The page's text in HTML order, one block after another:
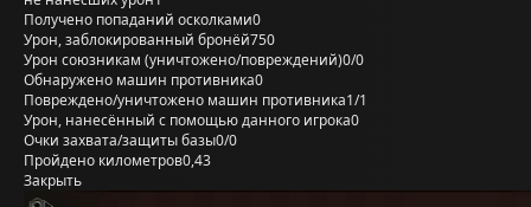
Получено попаданий осколками0
Урон, заблокированный бронёй750
Урон союзникам (уничтожено/повреждений)0/0
Обнаружено машин противника0
Повреждено/уничтожено машин противника1/1
Урон, нанесённый с помощью данного игрока0
Очки захвата/защиты базы0/0
Пройдено километров0,43
Закрыть